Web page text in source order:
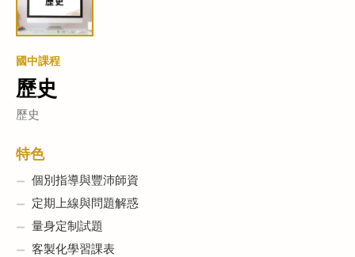
國中課程
歷史
歷史
特色
個別指導與豐沛師資
定期上線與問題解惑
量身定制試題
客製化學習課表